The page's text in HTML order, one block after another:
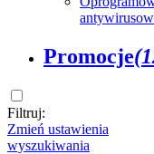
Promocje
Filtruj:
Zmień ustawienia
wyszukiwania